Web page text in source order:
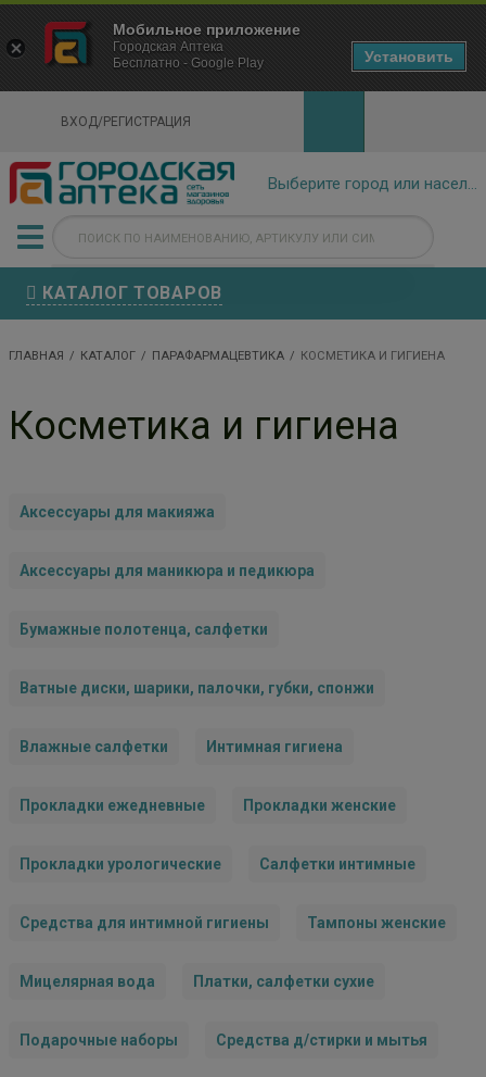
ВХОД/РЕГИСТРАЦИЯ
КАТАЛОГ ТОВАРОВ
ГЛАВНАЯ КАТАЛОГ ПАРАФАРМАЦЕВТИКА КОСМЕТИКА И ГИГИЕНА
Косметика и гигиена
Аксессуары для макияжа
Аксессуары для маникюра и педикюра
Бумажные полотенца, салфетки
Ватные диски, шарики, палочки, губки, спонжи
Влажные салфетки Интимная гигиена
Прокладки ежедневные Прокладки женские
Прокладки урологические Салфетки интимные
Средства для интимной гигиены Тампоны женские
Мицелярная вода Платки, салфетки сухие
Подарочные наборы Средства д/стирки и мытья
×
Городская Аптека Маркетплейс
- In Google Play
Мобильное приложение
Городская Аптека
Бесплатно - Google Play
Установить